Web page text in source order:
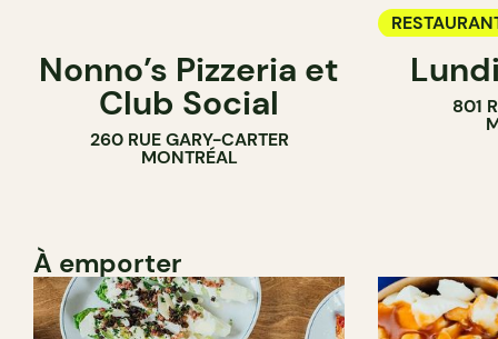
Nonno’s Pizzeria et
Club Social
260 RUE GARY-CARTER
MONTRÉAL
BAR À VIN
801
À emporter